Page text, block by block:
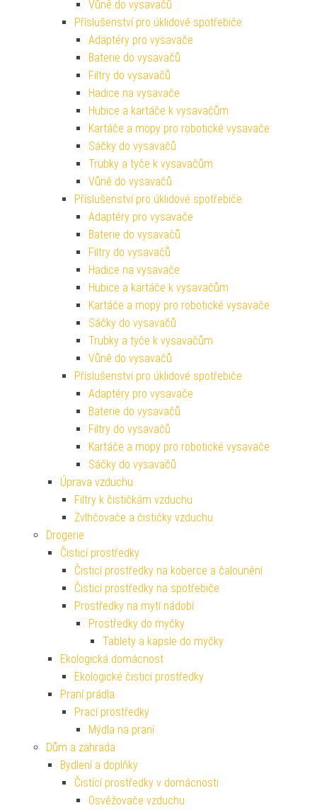
Vůně do vysavačů
Příslušenství pro úklidové spotřebiče
Adaptéry pro vysavače
Baterie do vysavačů
Filtry do vysavačů
Hadice na vysavače
Hubice a kartáče k vysavačům
Kartáče a mopy pro robotické vysavače
Sáčky do vysavačů
Trubky a tyče k vysavačům
Vůně do vysavačů
Příslušenství pro úklidové spotřebiče
Adaptéry pro vysavače
Baterie do vysavačů
Filtry do vysavačů
Hadice na vysavače
Hubice a kartáče k vysavačům
Kartáče a mopy pro robotické vysavače
Sáčky do vysavačů
Trubky a tyče k vysavačům
Vůně do vysavačů
Příslušenství pro úklidové spotřebiče
Adaptéry pro vysavače
Baterie do vysavačů
Filtry do vysavačů
Kartáče a mopy pro robotické vysavače
Sáčky do vysavačů
Úprava vzduchu
Filtry k čističkám vzduchu
Zvlhčovače a čističky vzduchu
Drogerie
Čisticí prostředky
Čisticí prostředky na koberce a čalounění
Čisticí prostředky na spotřebiče
Prostředky na mytí nádobí
Prostředky do myčky
Tablety a kapsle do myčky
Ekologická domácnost
Ekologické čisticí prostředky
Praní prádla
Prací prostředky
Mýdla na praní
Dům a zahrada
Bydlení a doplňky
Čistící prostředky v domácnosti
Osvěžovače vzduchu